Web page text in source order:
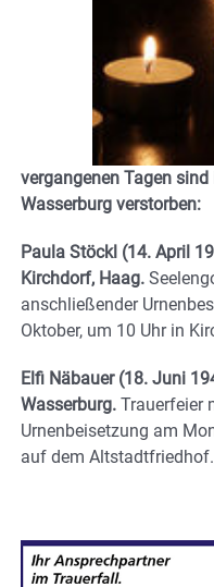
vergangenen Tagen
Wasserburg verstorben:
Paula Stöckl (14. April
Kirchdorf, Haag.
anschließender
Oktober, um 10 Uhr in
Elfi Näbauer (18. Juni
Wasserburg. Trauerfeier
Urnenbeisetzung am
auf dem Altstadtfriedhof.